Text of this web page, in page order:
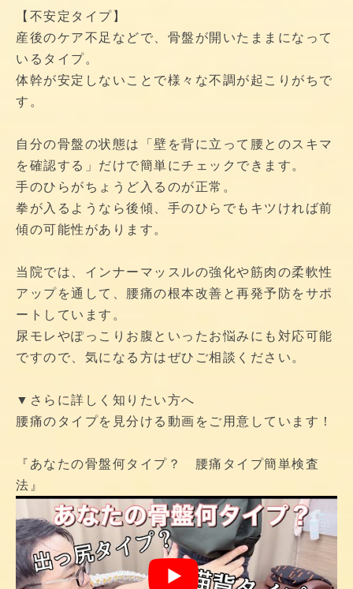
【不安定タイプ】
産後のケア不足などで、骨盤が開いたままになって
いるタイプ。
体幹が安定しないことで様々な不調が起こりがちで
す。
自分の骨盤の状態は「壁を背に立って腰とのスキマ
を確認する」だけで簡単にチェックできます。
手のひらがちょうど入るのが正常。
拳が入るようなら後傾、手のひらでもキツければ前
傾の可能性があります。
当院では、インナーマッスルの強化や筋肉の柔軟性
アップを通して、腰痛の根本改善と再発予防をサポ
ートしています。
尿モレやぽっこりお腹といったお悩みにも対応可能
ですので、気になる方はぜひご相談ください。
▼さらに詳しく知りたい方へ
腰痛のタイプを見分ける動画をご用意しています！
『あなたの骨盤何タイプ？ 腰痛タイプ簡単検査
法』